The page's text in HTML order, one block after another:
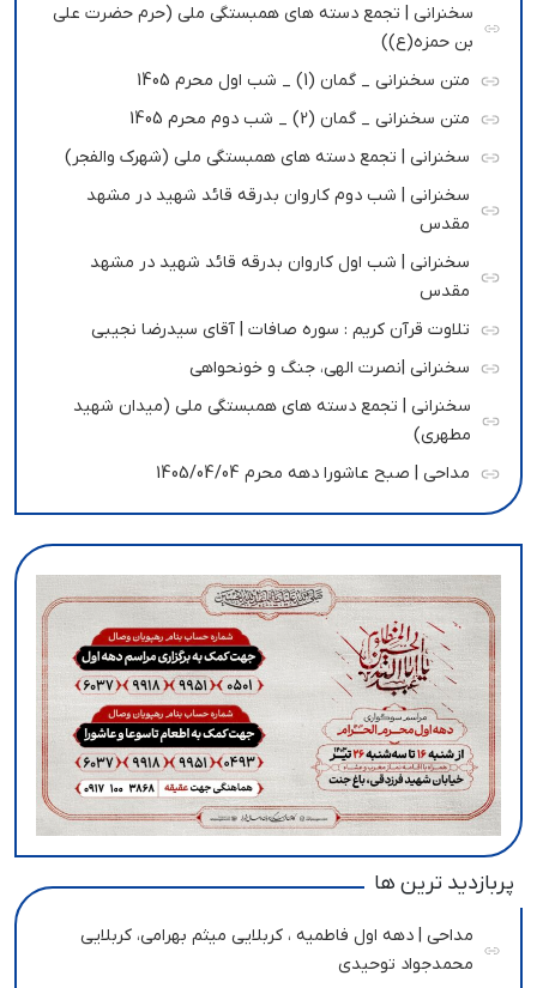
سخنرانی | تجمع دسته های همبستگی ملی (حرم حضرت علی
بن حمزه(ع))
متن سخنرانی _ گمان (1) _ شب اول محرم 1405
متن سخنرانی _ گمان (2) _ شب دوم محرم 1405
سخنرانی | تجمع دسته های همبستگی ملی (شهرک والفجر)
سخنرانی | شب دوم کاروان بدرقه قائد شهید در مشهد
مقدس
سخنرانی | شب اول کاروان بدرقه قائد شهید در مشهد
مقدس
تلاوت قرآن کریم : سوره صافات | آقای سیدرضا نجیبی
سخنرانی |نصرت الهی، جنگ و خونحواهی
سخنرانی | تجمع دسته های همبستگی ملی (میدان شهید
مطهری)
مداحی | صبح عاشورا دهه محرم 1405/04/04
پربازدید ترین ها
مداحی | دهه اول فاطمیه ، کربلایی میثم بهرامی، کربلایی
محمدجواد توحیدی